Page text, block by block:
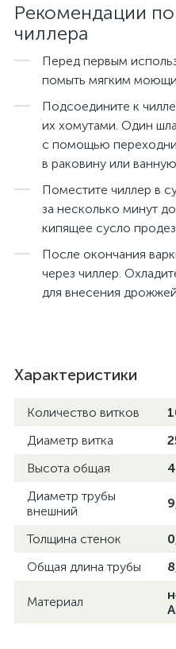
Рекомендации
чиллера
Перед первым
помыть мягким
Подсоедините к
их хомутами. Один
с помощью
в раковину или
Поместите чиллер в
за несколько минут
кипящее сусло
После окончания
через чиллер.
для внесения
Характеристики
Количество витков
Диаметр витка
Высота общая
Диаметр трубы
внешний
Толщина стенок
Общая длина трубы
Материал